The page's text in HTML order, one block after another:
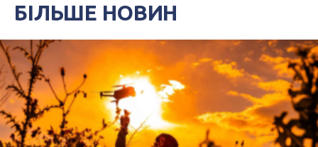
БІЛЬШЕ НОВИН